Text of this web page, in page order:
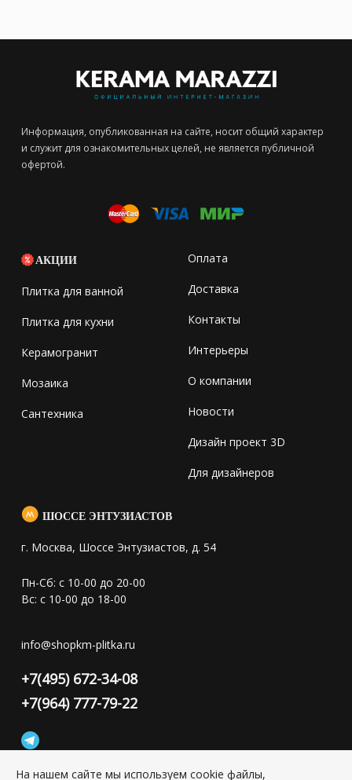
Информация, опубликованная на сайте, носит общий характер
и служит для ознакомительных целей, не является публичной
офертой.
АКЦИИ
Плитка для ванной
Плитка для кухни
Керамогранит
Мозаика
Сантехника
Оплата
Доставка
Контакты
Интерьеры
О компании
Новости
Дизайн проект 3D
Для дизайнеров
ШОССЕ ЭНТУЗИАСТОВ
г. Москва, Шоссе Энтузиастов, д. 54
Пн-Сб: с 10-00 до 20-00
Вс: с 10-00 до 18-00
info@shopkm-plitka.ru
+7(495) 672-34-08
+7(964) 777-79-22
На нашем сайте мы используем cookie файлы,